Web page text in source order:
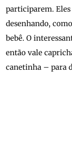
participarem.
desenhando,
bebê. O
então vale
canetinha – para